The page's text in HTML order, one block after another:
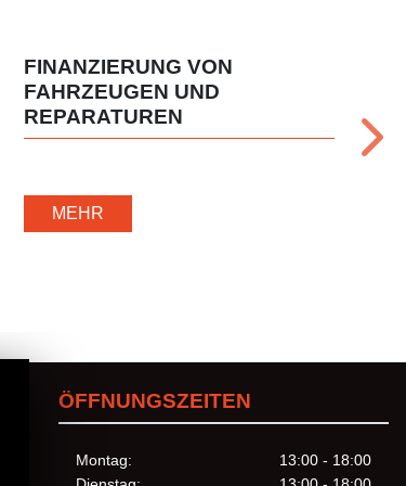
FINANZIERUNG VON
FAHRZEUGEN UND
REPARATUREN
MEHR
ÖFFNUNGSZEITEN
Montag:
13:00 - 18:00